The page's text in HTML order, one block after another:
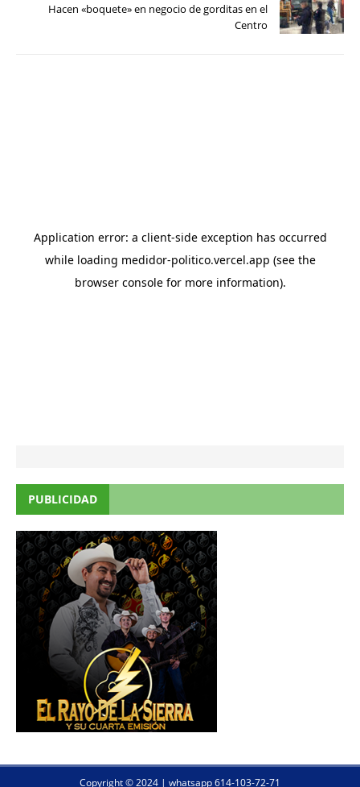
Hacen «boquete» en negocio de gorditas en el
Centro
PUBLICIDAD
Copyright © 2024 | whatsapp 614-103-72-71